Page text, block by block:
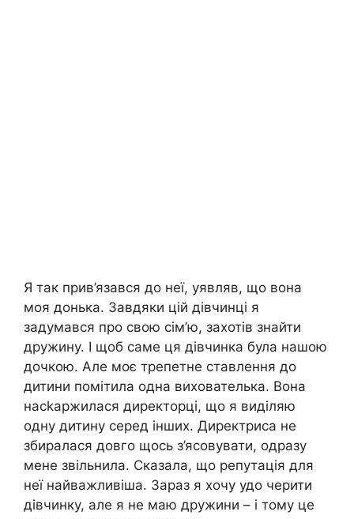
Я так прив’язався до неї, уявляв, що вона
моя донька. Завдяки цій дівчинці я
задумався про свою сім’ю, захотів знайти
дружину. І щоб саме ця дівчинка була нашою
дочкою. Але моє трепетне ставлення до
дитини помітила одна вихователька. Вона
насkаржилася директорці, що я виділяю
одну дитину серед інших. Директриса не
збиралася довго щось з’ясовувати, одразу
мене звільнила. Сказала, що репутація для
неї найважливіша. Зараз я хочу удо черити
дівчинку, але я не маю дружини – і тому це